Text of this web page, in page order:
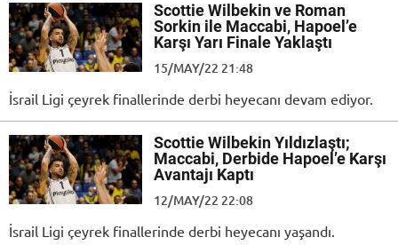
Scottie Wilbekin ve Roman
Sorkin ile Maccabi, Hapoel’e
Karşı Yarı Finale Yaklaştı
15/MAY/22 21:48
İsrail Ligi çeyrek finallerinde derbi heyecanı devam ediyor.
Scottie Wilbekin Yıldızlaştı;
Maccabi, Derbide Hapoel’e Karşı
Avantajı Kaptı
12/MAY/22 22:08
İsrail Ligi çeyrek finallerinde derbi heyecanı yaşandı.